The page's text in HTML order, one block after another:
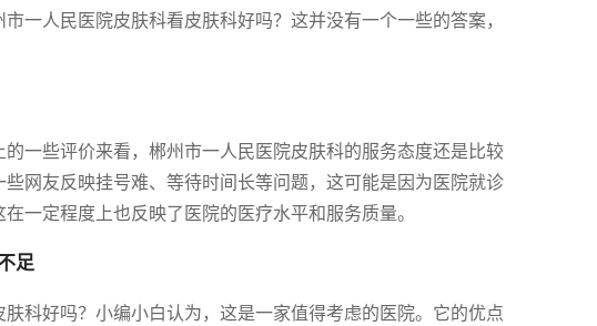
一人民医院皮肤科看皮肤科好吗？这并没有一个一些的答案，
一些评价来看，郴州市一人民医院皮肤科的服务态度还是比较
网友反映挂号难、等待时间长等问题，这可能是因为医院就诊
一定程度上也反映了医院的医疗水平和服务质量。
足
科好吗？小编小白认为，这是一家值得考虑的医院。它的优点